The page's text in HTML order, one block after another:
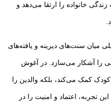
خانواده را ارتقا می‌دهد و
میان سنت‌های دیرینه و یافته‌های
را آشکار می‌سازد. در آغوش
کمک می‌کند، بلکه والدین را
تجربه، اعتماد و امنیت را در